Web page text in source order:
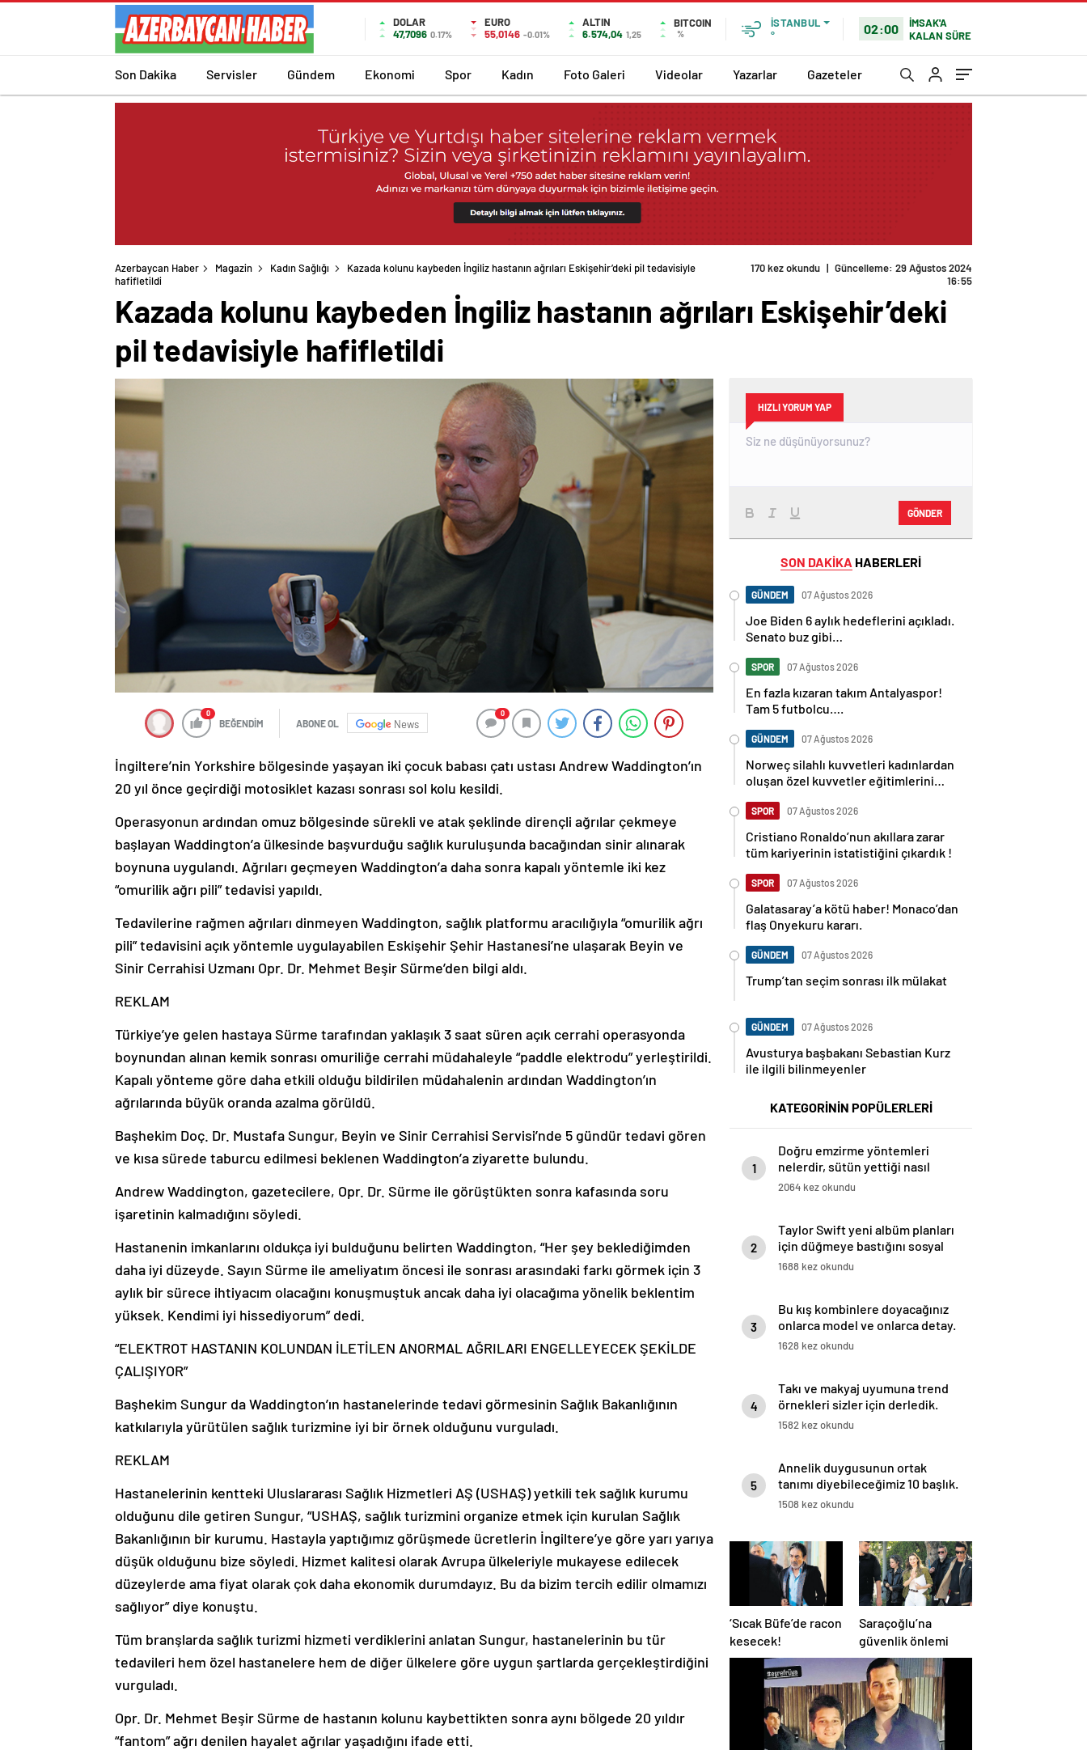
DOLAR
47,7096 0.17%
EURO
55,0146 -0.01%
ALTIN
6.574,04 1,25
BITCOIN
%
İSTANBUL
°
02:00
İMSAK'A
KALAN SÜRE
Son Dakika Servisler Gündem Ekonomi Spor Kadın Foto Galeri Videolar Yazarlar Gazeteler
Azerbaycan Haber Magazin Kadın Sağlığı
Kazada kolunu kaybeden İngiliz hastanın ağrıları Eskişehir’deki pil tedavisiyle
hafifletildi
170 kez okundu | Güncelleme: 29 Ağustos 2024
16:55
Kazada kolunu kaybeden İngiliz hastanın ağrıları Eskişehir’deki
pil tedavisiyle hafifletildi
0
BEĞENDİM ABONE OL News
0
İngiltere’nin Yorkshire bölgesinde yaşayan iki çocuk babası çatı ustası Andrew Waddington’ın
20 yıl önce geçirdiği motosiklet kazası sonrası sol kolu kesildi.
Operasyonun ardından omuz bölgesinde sürekli ve atak şeklinde dirençli ağrılar çekmeye
başlayan Waddington’a ülkesinde başvurduğu sağlık kuruluşunda bacağından sinir alınarak
boynuna uygulandı. Ağrıları geçmeyen Waddington’a daha sonra kapalı yöntemle iki kez
“omurilik ağrı pili” tedavisi yapıldı.
Tedavilerine rağmen ağrıları dinmeyen Waddington, sağlık platformu aracılığıyla “omurilik ağrı
pili” tedavisini açık yöntemle uygulayabilen Eskişehir Şehir Hastanesi’ne ulaşarak Beyin ve
Sinir Cerrahisi Uzmanı Opr. Dr. Mehmet Beşir Sürme’den bilgi aldı.
REKLAM
Türkiye’ye gelen hastaya Sürme tarafından yaklaşık 3 saat süren açık cerrahi operasyonda
boynundan alınan kemik sonrası omuriliğe cerrahi müdahaleyle “paddle elektrodu” yerleştirildi.
Kapalı yönteme göre daha etkili olduğu bildirilen müdahalenin ardından Waddington’ın
ağrılarında büyük oranda azalma görüldü.
Başhekim Doç. Dr. Mustafa Sungur, Beyin ve Sinir Cerrahisi Servisi’nde 5 gündür tedavi gören
ve kısa sürede taburcu edilmesi beklenen Waddington’a ziyarette bulundu.
Andrew Waddington, gazetecilere, Opr. Dr. Sürme ile görüştükten sonra kafasında soru
işaretinin kalmadığını söyledi.
Hastanenin imkanlarını oldukça iyi bulduğunu belirten Waddington, “Her şey beklediğimden
daha iyi düzeyde. Sayın Sürme ile ameliyatım öncesi ile sonrası arasındaki farkı görmek için 3
aylık bir sürece ihtiyacım olacağını konuşmuştuk ancak daha iyi olacağıma yönelik beklentim
yüksek. Kendimi iyi hissediyorum” dedi.
“ELEKTROT HASTANIN KOLUNDAN İLETİLEN ANORMAL AĞRILARI ENGELLEYECEK ŞEKİLDE
ÇALIŞIYOR”
Başhekim Sungur da Waddington’ın hastanelerinde tedavi görmesinin Sağlık Bakanlığının
katkılarıyla yürütülen sağlık turizmine iyi bir örnek olduğunu vurguladı.
REKLAM
Hastanelerinin kentteki Uluslararası Sağlık Hizmetleri AŞ (USHAŞ) yetkili tek sağlık kurumu
olduğunu dile getiren Sungur, “USHAŞ, sağlık turizmini organize etmek için kurulan Sağlık
Bakanlığının bir kurumu. Hastayla yaptığımız görüşmede ücretlerin İngiltere’ye göre yarı yarıya
düşük olduğunu bize söyledi. Hizmet kalitesi olarak Avrupa ülkeleriyle mukayese edilecek
düzeylerde ama fiyat olarak çok daha ekonomik durumdayız. Bu da bizim tercih edilir olmamızı
sağlıyor” diye konuştu.
Tüm branşlarda sağlık turizmi hizmeti verdiklerini anlatan Sungur, hastanelerinin bu tür
tedavileri hem özel hastanelere hem de diğer ülkelere göre uygun şartlarda gerçekleştirdiğini
vurguladı.
Opr. Dr. Mehmet Beşir Sürme de hastanın kolunu kaybettikten sonra aynı bölgede 20 yıldır
“fantom” ağrı denilen hayalet ağrılar yaşadığını ifade etti.
HIZLI YORUM YAP
GÖNDER
SON DAKİKA HABERLERİ
GÜNDEM 07 Ağustos 2026
Joe Biden 6 aylık hedeflerini açıkladı.
Senato buz gibi…
SPOR 07 Ağustos 2026
En fazla kızaran takım Antalyaspor!
Tam 5 futbolcu….
GÜNDEM 07 Ağustos 2026
Norweç silahlı kuvvetleri kadınlardan
oluşan özel kuvvetler eğitimlerini
SPOR 07 Ağustos 2026
Cristiano Ronaldo’nun akıllara zarar
tüm kariyerinin istatistiğini çıkardık !
SPOR 07 Ağustos 2026
Galatasaray’a kötü haber! Monaco’dan
flaş Onyekuru kararı.
GÜNDEM 07 Ağustos 2026
Trump’tan seçim sonrası ilk mülakat
GÜNDEM 07 Ağustos 2026
Avusturya başbakanı Sebastian Kurz
ile ilgili bilinmeyenler
KATEGORİNİN POPÜLERLERİ
1
Doğru emzirme yöntemleri
nelerdir, sütün yettiği nasıl
anlaşılır?
2064 kez okundu
2
Taylor Swift yeni albüm planları
için düğmeye bastığını sosyal
medyadan duyurdu!
1688 kez okundu
3
Bu kış kombinlere doyacağınız
onlarca model ve onlarca detay.
1628 kez okundu
4
Takı ve makyaj uyumuna trend
örnekleri sizler için derledik.
1582 kez okundu
5
Annelik duygusunun ortak
tanımı diyebileceğimiz 10 başlık.
1508 kez okundu
‘Sıcak Büfe’de racon
kesecek!
Saraçoğlu’na
güvenlik önlemi